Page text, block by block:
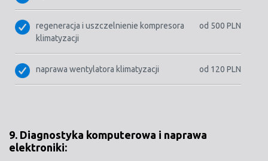
od 500 PLN
regeneracja i uszczelnienie kompresora
klimatyzacji
od 120 PLN
naprawa wentylatora klimatyzacji
9. Diagnostyka komputerowa i naprawa
elektroniki: